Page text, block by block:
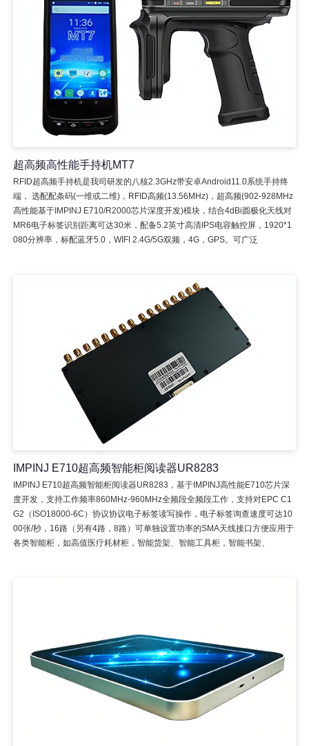
超高频高性能手持机MT7
RFID超高频手持机是我司研发的八核2.3GHz带安卓Android11.0系统手持终
端， 选配配条码(一维或二维)，RFID高频(13.56MHz)，超高频(902-928MHz
高性能基于IMPINJ E710/R2000芯片深度开发)模块，结合4dBi圆极化天线对
MR6电子标签识别距离可达30米，配备5.2英寸高清IPS电容触控屏，1920*1
080分辨率，标配蓝牙5.0，WIFI 2.4G/5G双频，4G，GPS。可广泛
IMPINJ E710超高频智能柜阅读器UR8283
IMPINJ E710超高频智能柜阅读器UR8283，基于IMPINJ高性能E710芯片深
度开发，支持工作频率860MHz-960MHz全频段全频段工作，支持对EPC C1
G2（ISO18000-6C）协议协议电子标签读写操作，电子标签询查速度可达10
00张/秒，16路（另有4路，8路）可单独设置功率的SMA天线接口方便应用于
各类智能柜，如高值医疗耗材柜，智能货架、智能工具柜，智能书架、